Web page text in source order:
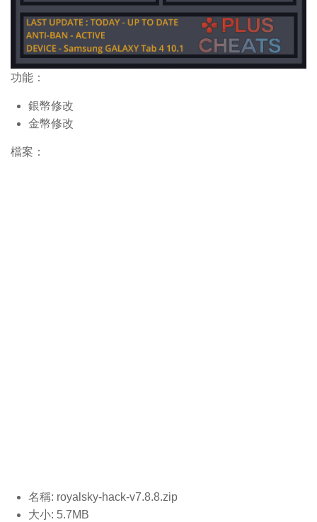
功能：
銀幣修改
金幣修改
檔案：
名稱: royalsky-hack-v7.8.8.zip
大小: 5.7MB